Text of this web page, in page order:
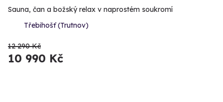
Sauna, čan a božský relax v naprostém soukromí
Třebihošť (Trutnov)
12 290 Kč
10 990 Kč